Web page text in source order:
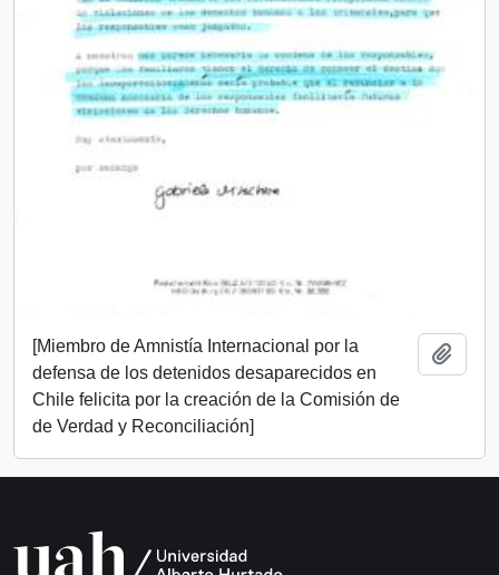
[Miembro de Amnistía Internacional por la
defensa de los detenidos desaparecidos en
Chile felicita por la creación de la Comisión de
de Verdad y Reconciliación]